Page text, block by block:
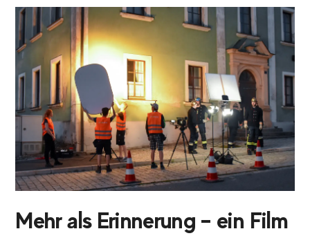
Mehr als Erinnerung – ein Film